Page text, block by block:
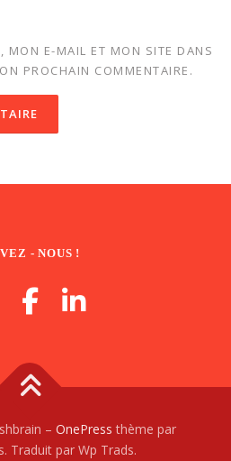
MON E-MAIL ET MON SITE DANS
PROCHAIN COMMENTAIRE.
- NOUS !
– OnePress thème par
Traduit par Wp Trads.